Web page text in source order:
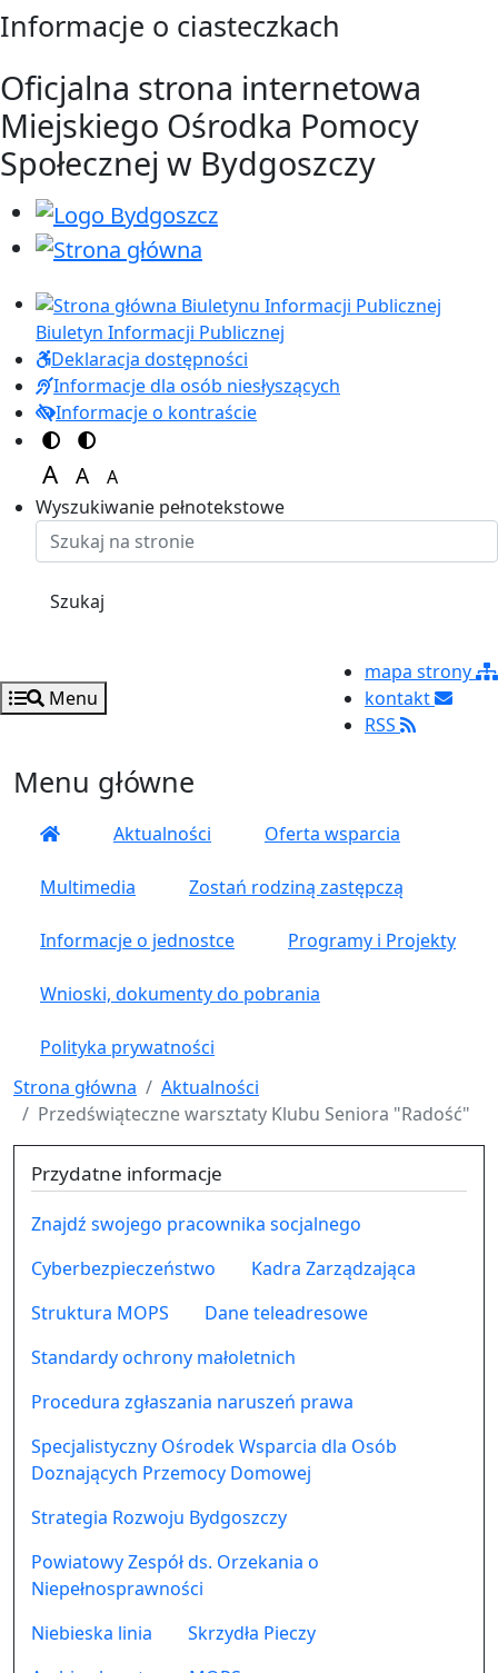
Przejdź do treści
Przejdź do menu
Informacje o ciasteczkach
Oficjalna strona internetowa
Miejskiego Ośrodka Pomocy
Społecznej w Bydgoszczy
Biuletyn Informacji Publicznej
Deklaracja dostępności
Informacje dla osób niesłyszących
Informacje o kontraście
Przełącz na motyw kolorów
Przełącz na motyw wysokiej widoczności
A
Ustaw rozmiar czcionki na 150%
A
Ustaw rozmiar czcionki na 125%
A
Ustaw rozmiar czcionki na 100%
Wyszukiwanie pełnotekstowe
Szukaj
Menu
mapa strony
kontakt
RSS
Menu główne
Aktualności Oferta wsparcia
Multimedia Zostań rodziną zastępczą
Informacje o jednostce Programy i Projekty
Wnioski, dokumenty do pobrania
Polityka prywatności
Strona główna
Aktualności
Przedświąteczne warsztaty Klubu Seniora "Radość"
Przydatne informacje
Znajdź swojego pracownika socjalnego
Cyberbezpieczeństwo
Kadra Zarządzająca
Struktura MOPS
Dane teleadresowe
Standardy ochrony małoletnich
Procedura zgłaszania naruszeń prawa
Specjalistyczny Ośrodek Wsparcia dla Osób
Doznających Przemocy Domowej
Strategia Rozwoju Bydgoszczy
Powiatowy Zespół ds. Orzekania o
Niepełnosprawności
Niebieska linia
Skrzydła Pieczy